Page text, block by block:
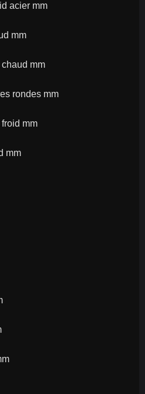
acier mm
mm
mm
rondes mm
mm
mm